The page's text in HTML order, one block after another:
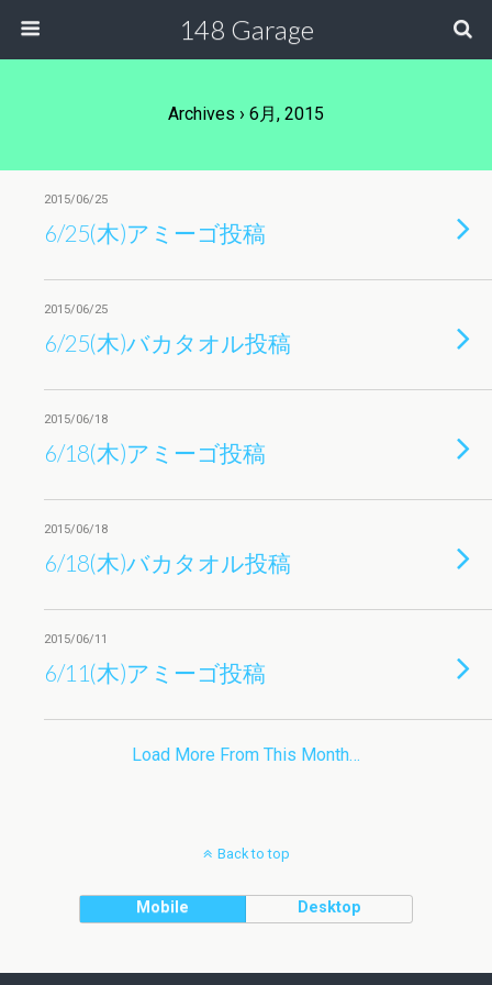
148 Garage
Archives › 6月, 2015
2015/06/25
6/25(木)アミーゴ投稿
2015/06/25
6/25(木)バカタオル投稿
2015/06/18
6/18(木)アミーゴ投稿
2015/06/18
6/18(木)バカタオル投稿
2015/06/11
6/11(木)アミーゴ投稿
Load More From This Month…
Back to top
Mobile Desktop